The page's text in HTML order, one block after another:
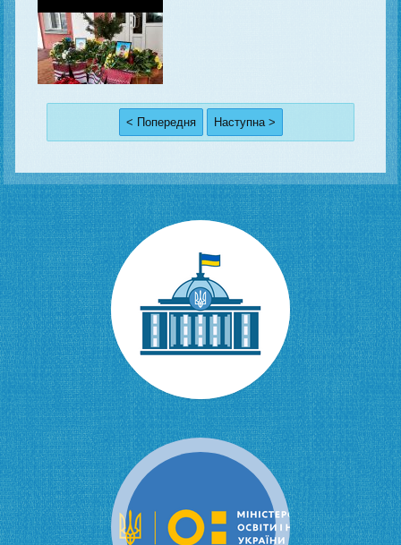
< Попередня Наступна >